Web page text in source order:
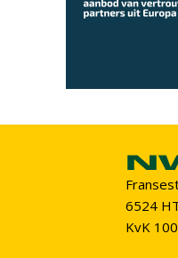
6524
KvK